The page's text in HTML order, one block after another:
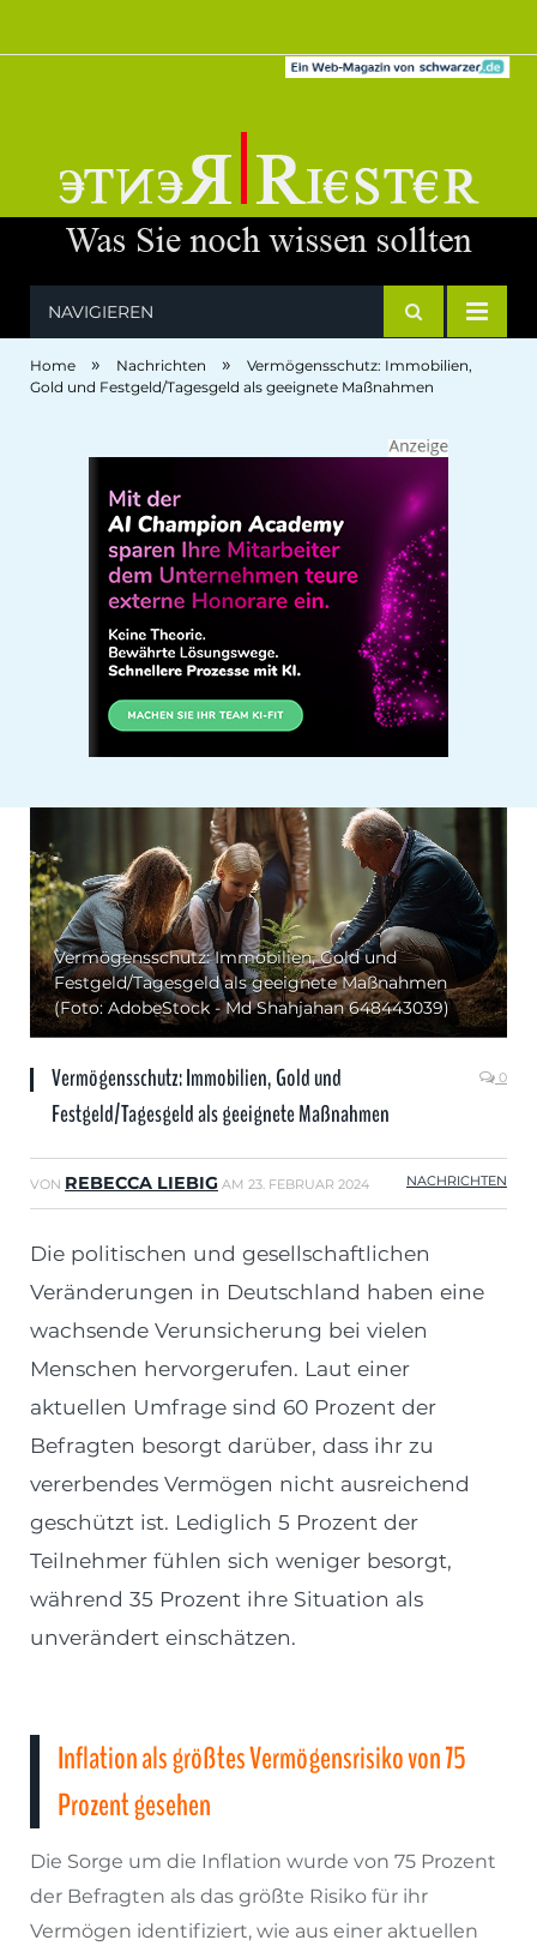
NAVIGIEREN
Home » Nachrichten »
Vermögensschutz: Immobilien,
Gold und Festgeld/Tagesgeld als geeignete Maßnahmen
Vermögensschutz: Immobilien, Gold und
Festgeld/Tagesgeld als geeignete Maßnahmen
(Foto: AdobeStock - Md Shahjahan 648443039)
Vermögensschutz: Immobilien, Gold und
Festgeld/Tagesgeld als geeignete Maßnahmen
0
VON REBECCA LIEBIG AM 23. FEBRUAR 2024 NACHRICHTEN
Die politischen und gesellschaftlichen
Veränderungen in Deutschland haben eine
wachsende Verunsicherung bei vielen
Menschen hervorgerufen. Laut einer
aktuellen Umfrage sind 60 Prozent der
Befragten besorgt darüber, dass ihr zu
vererbendes Vermögen nicht ausreichend
geschützt ist. Lediglich 5 Prozent der
Teilnehmer fühlen sich weniger besorgt,
während 35 Prozent ihre Situation als
unverändert einschätzen.
Inflation als größtes Vermögensrisiko von 75
Prozent gesehen
Die Sorge um die Inflation wurde von 75 Prozent
der Befragten als das größte Risiko für ihr
Vermögen identifiziert, wie aus einer aktuellen